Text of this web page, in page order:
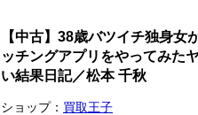
【中古】38歳バツイチ独身女
ッチングアプリをやってみた
い結果日記／松本 千秋
ショップ： 買取王子